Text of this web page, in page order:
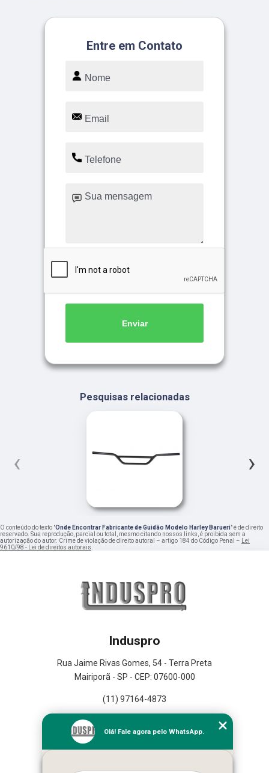
Entre em Contato
Enviar
Pesquisas relacionadas
‹ ›
O conteúdo do texto "Onde Encontrar Fabricante de Guidão Modelo Harley Barueri" é de direito
reservado. Sua reprodução, parcial ou total, mesmo citando nossos links, é proibida sem a
autorização do autor. Crime de violação de direito autoral – artigo 184 do Código Penal – Lei
9610/98 - Lei de direitos autorais.
Induspro
Rua Jaime Rivas Gomes, 54 - Terra Preta
Mairiporã - SP - CEP: 07600-000
(11) 97164-4873
Empresa
Missão
Olá! Fale agora pelo WhatsApp.